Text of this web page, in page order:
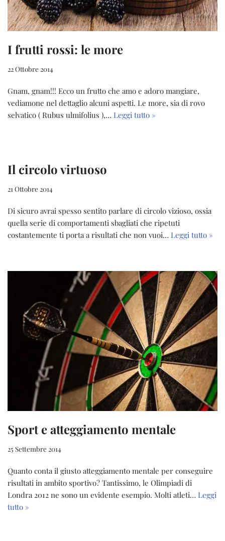
I frutti rossi: le more
22 Ottobre 2014
Gnam, gnam!!! Ecco un frutto che amo e adoro mangiare,
vediamone nel dettaglio alcuni aspetti. Le more, sia di rovo
selvatico ( Rubus ulmifolius ),… Leggi tutto »
Il circolo virtuoso
21 Ottobre 2014
Di sicuro avrai spesso sentito parlare di circolo vizioso, ossia
quella serie di comportamenti sbagliati che ripetuti
costantemente ti porta a risultati che non vuoi… Leggi tutto »
Sport e atteggiamento mentale
25 Settembre 2014
Quanto conta il giusto atteggiamento mentale per conseguire
risultati in ambito sportivo? Tantissimo, le Olimpiadi di
Londra 2012 ne sono un evidente esempio. Molti atleti… Leggi
tutto »